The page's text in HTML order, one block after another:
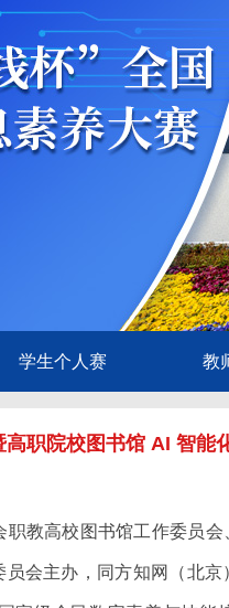
学生个人赛 教
职院校图书馆 AI 智能
教高校图书馆工作委员
会主办，同方知网（北京